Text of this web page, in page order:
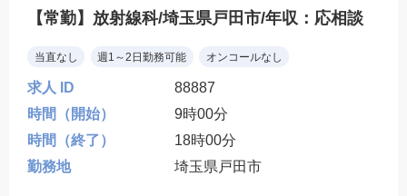
【常勤】放射線科/埼玉県戸田市/年収：応相談
当直なし 週1～2日勤務可能 オンコールなし
求人 ID
88887
時間（開始）
9時00分
時間（終了）
18時00分
勤務地
埼玉県戸田市